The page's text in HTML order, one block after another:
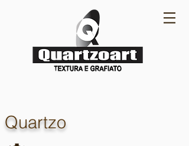
Quartzo